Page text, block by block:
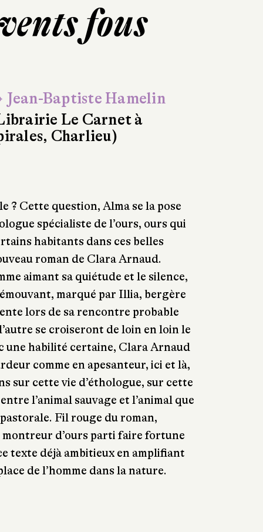
fous
Baptiste Hamelin
Le Carnet à
Charlieu)
? Cette question, Alma se la pose
spécialiste de l’ours, ours qui
habitants dans ces belles
roman de Clara Arnaud.
aimant sa quiétude et le silence,
marqué par Illia, bergère
lors de sa rencontre probable
se croiseront de loin en loin le
une habilité certaine, Clara Arnaud
comme en apesanteur, ici et là,
sur cette vie d’éthologue, sur cette
l’animal sauvage et l’animal que
Fil rouge du roman,
montreur d’ours parti faire fortune
texte déjà ambitieux en amplifiant
de l’homme dans la nature.